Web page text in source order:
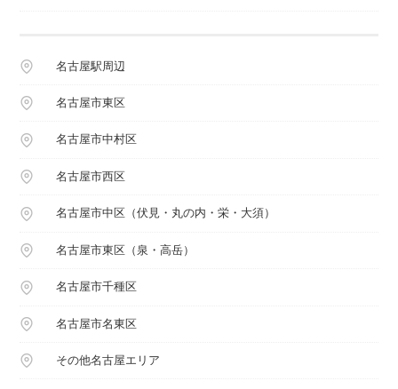
名古屋駅周辺
名古屋市東区
名古屋市中村区
名古屋市西区
名古屋市中区（伏見・丸の内・栄・大須）
名古屋市東区（泉・高岳）
名古屋市千種区
名古屋市名東区
その他名古屋エリア